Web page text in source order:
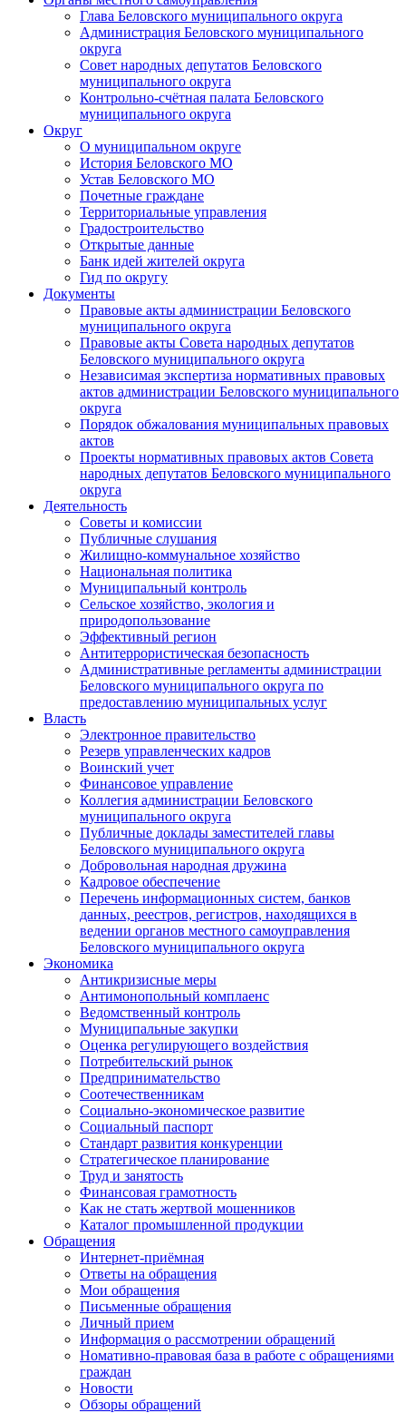
Глава Беловского муниципального округа
Администрация Беловского муниципального
округа
Совет народных депутатов Беловского
муниципального округа
Контрольно-счётная палата Беловского
муниципального округа
Округ
О муниципальном округе
История Беловского МО
Устав Беловского МО
Почетные граждане
Территориальные управления
Градостроительство
Открытые данные
Банк идей жителей округа
Гид по округу
Документы
Правовые акты администрации Беловского
муниципального округа
Правовые акты Совета народных депутатов
Беловского муниципального округа
Независимая экспертиза нормативных правовых
актов администрации Беловского муниципального
округа
Порядок обжалования муниципальных правовых
актов
Проекты нормативных правовых актов Совета
народных депутатов Беловского муниципального
округа
Деятельность
Советы и комиссии
Публичные слушания
Жилищно-коммунальное хозяйство
Национальная политика
Муниципальный контроль
Сельское хозяйство, экология и
природопользование
Эффективный регион
Антитеррористическая безопасность
Административные регламенты администрации
Беловского муниципального округа по
предоставлению муниципальных услуг
Власть
Электронное правительство
Резерв управленческих кадров
Воинский учет
Финансовое управление
Коллегия администрации Беловского
муниципального округа
Публичные доклады заместителей главы
Беловского муниципального округа
Добровольная народная дружина
Кадровое обеспечение
Перечень информационных систем, банков
данных, реестров, регистров, находящихся в
ведении органов местного самоуправления
Беловского муниципального округа
Экономика
Антикризисные меры
Антимонопольный комплаенс
Ведомственный контроль
Муниципальные закупки
Оценка регулирующего воздействия
Потребительский рынок
Предпринимательство
Соотечественникам
Социально-экономическое развитие
Социальный паспорт
Стандарт развития конкуренции
Стратегическое планирование
Труд и занятость
Финансовая грамотность
Как не стать жертвой мошенников
Каталог промышленной продукции
Обращения
Интернет-приёмная
Ответы на обращения
Мои обращения
Письменные обращения
Личный прием
Информация о рассмотрении обращений
Номативно-правовая база в работе с обращениями
граждан
Новости
Обзоры обращений